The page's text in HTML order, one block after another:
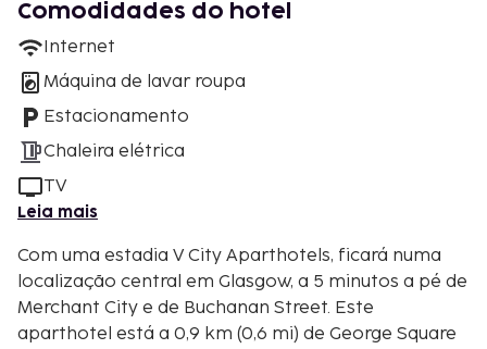
Comodidades do hotel
Internet
Máquina de lavar roupa
Estacionamento
Chaleira elétrica
TV
Leia mais
Com uma estadia V City Aparthotels, ficará numa
localização central em Glasgow, a 5 minutos a pé de
Merchant City e de Buchanan Street. Este
aparthotel está a 0,9 km (0,6 mi) de George Square